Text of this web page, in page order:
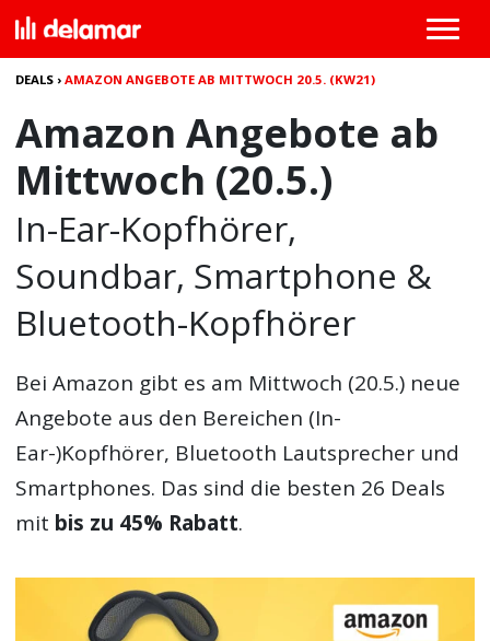
DEALS ›AMAZON ANGEBOTE AB MITTWOCH 20.5. (KW21)
Amazon Angebote ab
Mittwoch (20.5.)
In-Ear-Kopfhörer,
Soundbar, Smartphone &
Bluetooth-Kopfhörer
Bei Amazon gibt es am Mittwoch (20.5.) neue
Angebote aus den Bereichen (In-
Ear-)Kopfhörer, Bluetooth Lautsprecher und
Smartphones. Das sind die besten 26 Deals
mit bis zu 45% Rabatt.